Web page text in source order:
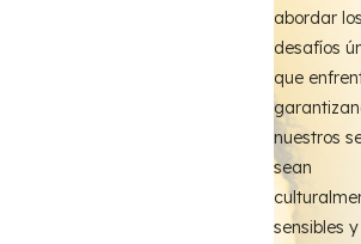
abordar los
desafíos
que
nuestros
sean
sensibles y